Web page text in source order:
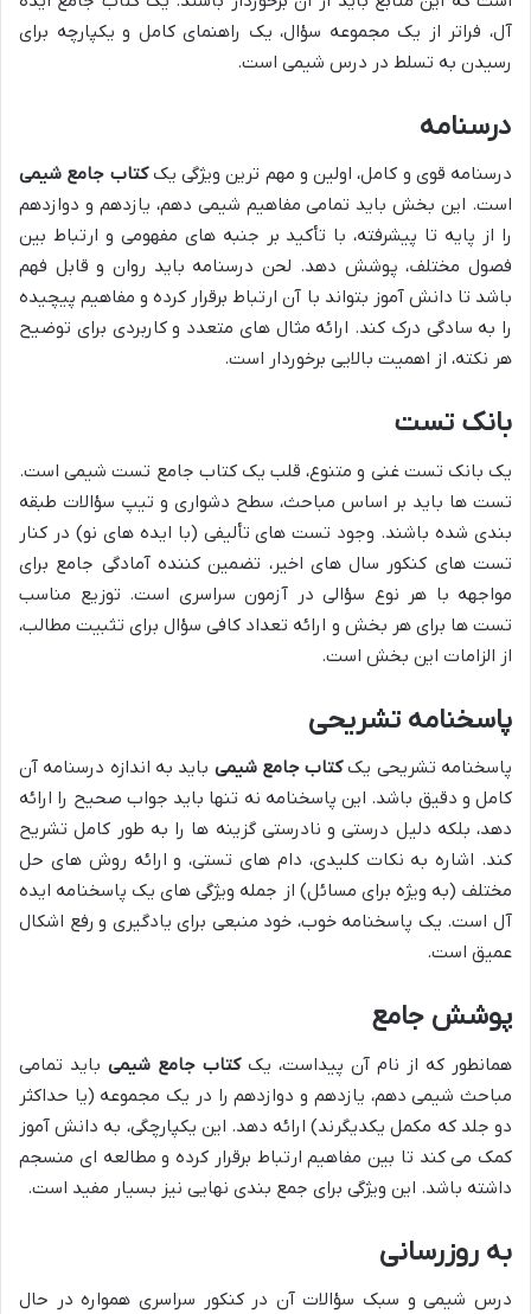
آل، فراتر از یک مجموعه سؤال، یک راهنمای کامل و یکپارچه برای
رسیدن به تسلط در درس شیمی است.
درسنامه
درسنامه قوی و کامل، اولین و مهم ترین ویژگی یککتاب جامع شیمی
است. این بخش باید تمامی مفاهیم شیمی دهم، یازدهم و دوازدهم
را از پایه تا پیشرفته، با تأکید بر جنبه های مفهومی و ارتباط بین
فصول مختلف، پوشش دهد. لحن درسنامه باید روان و قابل فهم
باشد تا دانش آموز بتواند با آن ارتباط برقرار کرده و مفاهیم پیچیده
را به سادگی درک کند. ارائه مثال های متعدد و کاربردی برای توضیح
هر نکته، از اهمیت بالایی برخوردار است.
بانک تست
یک بانک تست غنی و متنوع، قلب یک کتاب جامع تست شیمی است.
تست ها باید بر اساس مباحث، سطح دشواری و تیپ سؤالات طبقه
بندی شده باشند. وجود تست های تألیفی (با ایده های نو) در کنار
تست های کنکور سال های اخیر، تضمین کننده آمادگی جامع برای
مواجهه با هر نوع سؤالی در آزمون سراسری است. توزیع مناسب
تست ها برای هر بخش و ارائه تعداد کافی سؤال برای تثبیت مطالب،
از الزامات این بخش است.
پاسخنامه تشریحی
پاسخنامه تشریحی یککتاب جامع شیمی باید به اندازه درسنامه آن
کامل و دقیق باشد. این پاسخنامه نه تنها باید جواب صحیح را ارائه
دهد، بلکه دلیل درستی و نادرستی گزینه ها را به طور کامل تشریح
کند. اشاره به نکات کلیدی، دام های تستی، و ارائه روش های حل
مختلف (به ویژه برای مسائل) از جمله ویژگی های یک پاسخنامه ایده
آل است. یک پاسخنامه خوب، خود منبعی برای یادگیری و رفع اشکال
عمیق است.
پوشش جامع
همانطور که از نام آن پیداست، یککتاب جامع شیمی باید تمامی
مباحث شیمی دهم، یازدهم و دوازدهم را در یک مجموعه (یا حداکثر
دو جلد که مکمل یکدیگرند) ارائه دهد. این یکپارچگی، به دانش آموز
کمک می کند تا بین مفاهیم ارتباط برقرار کرده و مطالعه ای منسجم
داشته باشد. این ویژگی برای جمع بندی نهایی نیز بسیار مفید است.
به روزرسانی
درس شیمی و سبک سؤالات آن در کنکور سراسری همواره در حال